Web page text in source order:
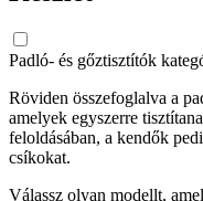
Padló- és gőztisztítók
Röviden összefoglalva a
amelyek egyszerre
feloldásában, a kendők
csíkokat.
Válassz olyan modellt,